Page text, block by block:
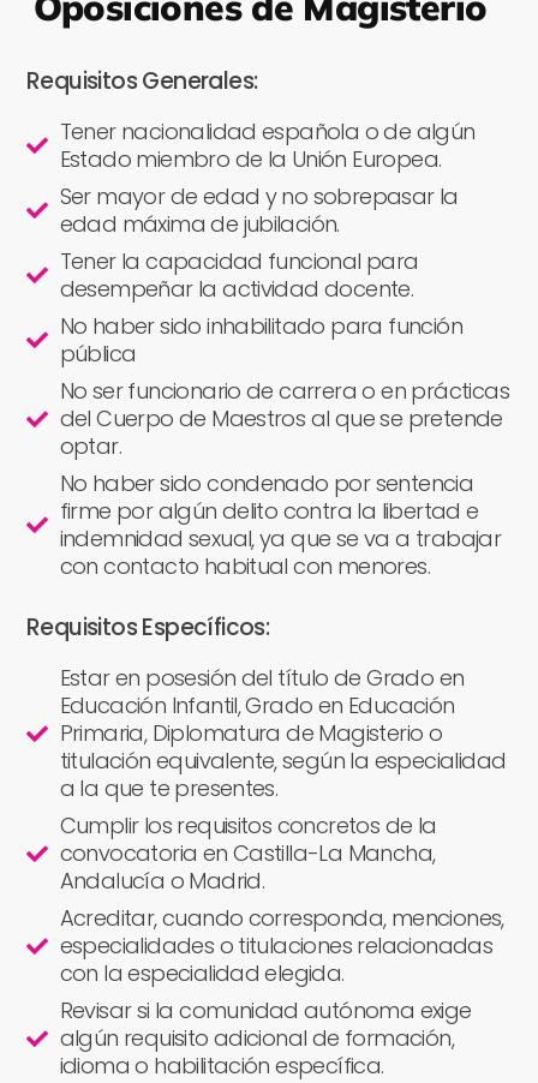
Requisitos Generales:
Tener nacionalidad española o de algún
Estado miembro de la Unión Europea.
Ser mayor de edad y no sobrepasar la
edad máxima de jubilación.
Tener la capacidad funcional para
desempeñar la actividad docente.
No haber sido inhabilitado para función
pública
No ser funcionario de carrera o en prácticas
del Cuerpo de Maestros al que se pretende
optar.
No haber sido condenado por sentencia
firme por algún delito contra la libertad e
indemnidad sexual, ya que se va a trabajar
con contacto habitual con menores.
Requisitos Específicos:
Estar en posesión del título de Grado en
Educación Infantil, Grado en Educación
Primaria, Diplomatura de Magisterio o
titulación equivalente, según la especialidad
a la que te presentes.
Cumplir los requisitos concretos de la
convocatoria en Castilla-La Mancha,
Andalucía o Madrid.
Acreditar, cuando corresponda, menciones,
especialidades o titulaciones relacionadas
con la especialidad elegida.
Revisar si la comunidad autónoma exige
algún requisito adicional de formación,
idioma o habilitación específica.